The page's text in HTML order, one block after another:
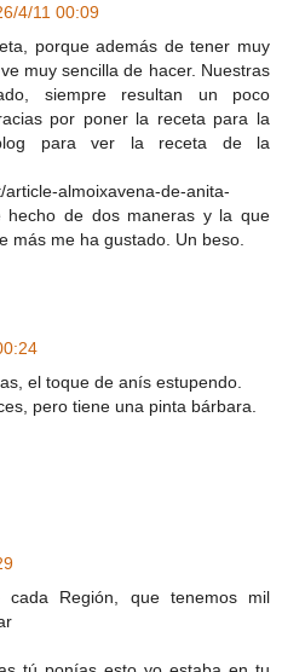
4/11 00:09
porque además de tener muy
muy sencilla de hacer. Nuestras
siempre resultan un poco
por poner la receta para la
para ver la receta de la
almoixavena-de-anita-
hecho de dos maneras y la que
más me ha gustado. Un beso.
el toque de anís estupendo.
pero tiene una pinta bárbara.
Región, que tenemos mil